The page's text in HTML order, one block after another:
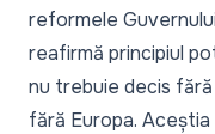
reformele
reafirmă principiul
nu trebuie decis
fără Europa.